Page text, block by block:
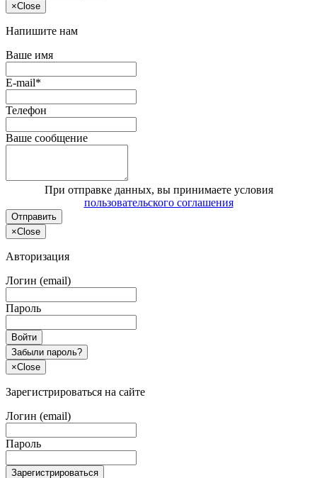
×Close
Напишите нам
Ваше имя
E-mail*
Телефон
Ваше сообщение
При отправке данных, вы принимаете условия
пользовательского соглашения
Отправить
×Close
Авторизация
Логин (email)
Пароль
Войти
Забыли пароль?
×Close
Зарегистрироваться на сайте
Логин (email)
Пароль
Зарегистрироваться